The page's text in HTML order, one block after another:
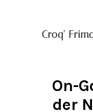
Croq'
On-
der